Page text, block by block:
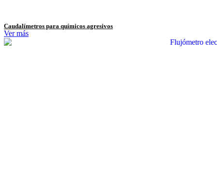
Caudalímetros para químicos agresivos
Ver más